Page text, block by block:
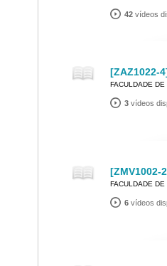
42 vídeos
[ZAZ1022-
FACULDADE
3 vídeos
[ZMV1002-
FACULDADE
6 vídeos